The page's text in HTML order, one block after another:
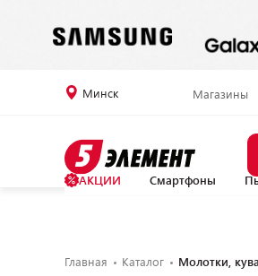
Минск Магазины
АКЦИИ Смартфоны
Главная Каталог Молотки,